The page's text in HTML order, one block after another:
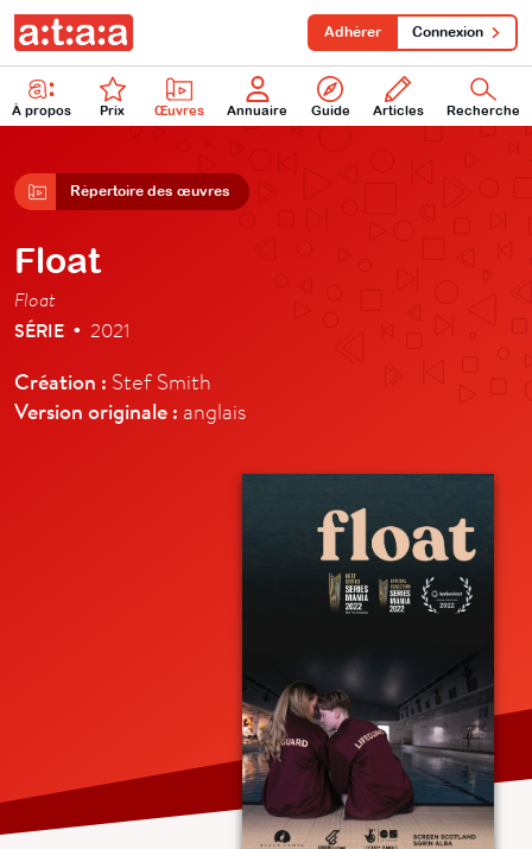
À propos Prix Œuvres Annuaire Guide Articles Recherche
Adhérer Connexion
Répertoire des œuvres
Float
Float
SÉRIE • 2021
Création : Stef Smith
Version originale : anglais